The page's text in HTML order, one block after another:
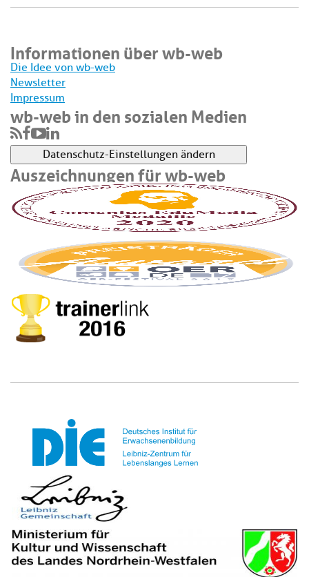
Informationen über wb-web
Die Idee von wb-web
Newsletter
Impressum
wb-web in den sozialen Medien
Datenschutz-Einstellungen ändern
Auszeichnungen für wb-web